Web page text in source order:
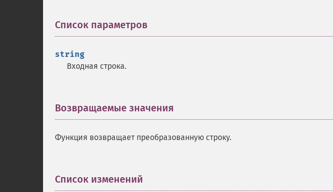
Список параметров
string
Входная строка.
Возвращаемые значения
Функция возвращает преобразованную строку.
Список изменений